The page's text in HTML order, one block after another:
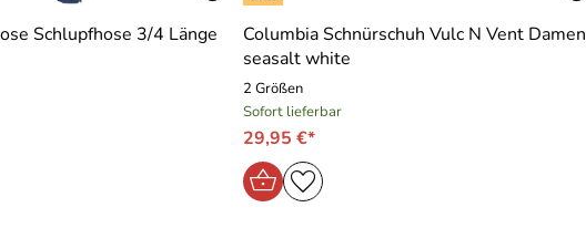
Bestellte Größe passt.
Schlupfhose 3/4 Länge
Columbia Schnürschuh Vulc N Vent Damen
seasalt white
2 Größen
Sofort lieferbar
29,95 €*